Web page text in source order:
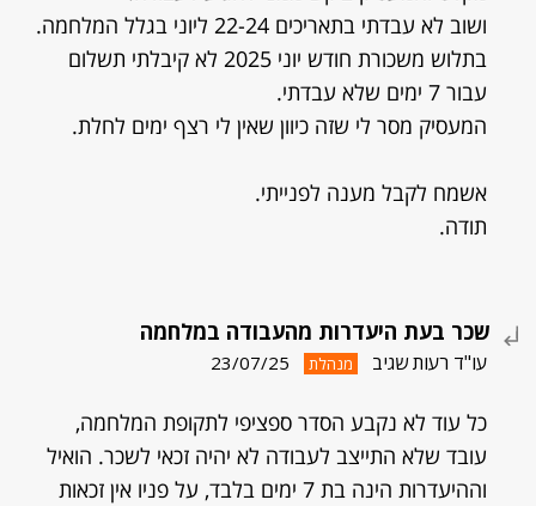
ושוב לא עבדתי בתאריכים 22-24 ליוני בגלל המלחמה.
בתלוש משכורת חודש יוני 2025 לא קיבלתי תשלום
עבור 7 ימים שלא עבדתי.
המעסיק מסר לי שזה כיוון שאין לי רצף ימים לחלת.
אשמח לקבל מענה לפנייתי.
תודה.
שכר בעת היעדרות מהעבודה במלחמה
עו"ד רעות שגיב מנהלת 23/07/25
כל עוד לא נקבע הסדר ספציפי לתקופת המלחמה,
עובד שלא התייצב לעבודה לא יהיה זכאי לשכר. הואיל
וההיעדרות הינה בת 7 ימים בלבד, על פניו אין זכאות